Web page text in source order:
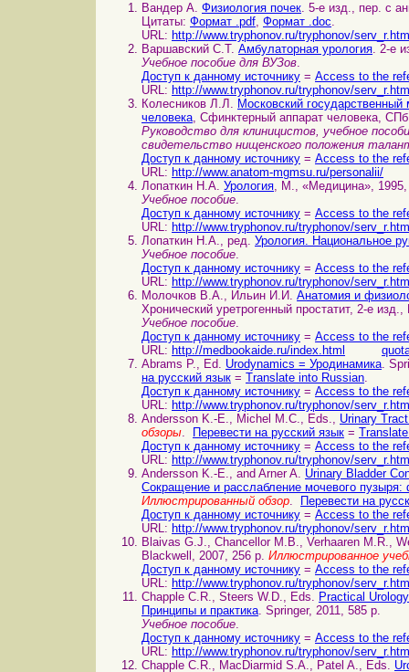
Вандер А. Физиология почек. 5-е изд., пер. с
Цитаты: Формат .pdf, Формат .doc.
URL: http://www.tryphonov.ru/tryphonov/
Варшавский С.Т. Амбулаторная урология. 2-е
Учебное пособие для ВУЗов.
Доступ к данному источнику = Access to the
URL: http://www.tryphonov.ru/tryphonov/
Колесников Л.Л. Московский
человека, Сфинктерный аппарат человека,
Руководство для клиницистов, учебное
свидетельство нищенского положения
Доступ к данному источнику = Access to the
URL: http://www.anatom-mgmsu.ru/personalii/
Лопаткин Н.А. Урология, М., «Медицина», 1995,
Учебное пособие.
Доступ к данному источнику = Access to the
URL: http://www.tryphonov.ru/tryphonov/
Лопаткин Н.А., ред. Урология. Национальное
Учебное пособие.
Доступ к данному источнику = Access to the
URL: http://www.tryphonov.ru/tryphonov/
Молочков В.А., Ильин И.И. Анатомия и
Хронический уретрогенный простатит, 2-е
Учебное пособие.
Доступ к данному источнику = Access to the
URL: http://medbookaide.ru/index.html
Abrams P., Ed. Urodynamics = Уродинамика.
на русский язык = Translate into Russian.
Доступ к данному источнику = Access to the
URL: http://www.tryphonov.ru/tryphonov/
Andersson K.-E., Michel M.C., Eds., Urinary
обзоры. Перевести на русский язык =
Доступ к данному источнику = Access to the
URL: http://www.tryphonov.ru/tryphonov/
Andersson K.-E., and Arner A. Urinary Bladder
Сокращение и расслабление мочевого пузыря:
Иллюстрированный обзор.
Перевести на
Доступ к данному источнику = Access to the
URL: http://www.tryphonov.ru/tryphonov/
Blaivas G.J., Chancellor M.B., Verhaaren M.R.,
Blackwell, 2007, 256 p. Иллюстрированное
Доступ к данному источнику = Access to the
URL: http://www.tryphonov.ru/tryphonov/
Chapple C.R., Steers W.D., Eds. Practical
Принципы и практика. Springer, 2011, 585 p.
Учебное пособие.
Доступ к данному источнику = Access to the
URL: http://www.tryphonov.ru/tryphonov/
Chapple C.R., MacDiarmid S.A., Patel A., Eds.